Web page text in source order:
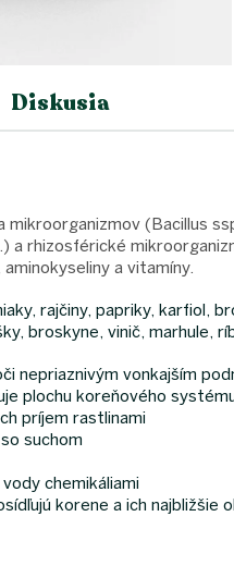
Diskusia
mikroorganizmov (Bacillus
a rhizosférické
a vitamíny.
rajčiny, papriky, karfiol,
broskyne, vinič, marhule,
nepriaznivým vonkajším
plochu koreňového
príjem rastlinami
suchom
chemikáliami
korene a ich najbližšie